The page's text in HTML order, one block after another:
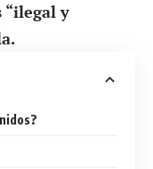
“ilegal y